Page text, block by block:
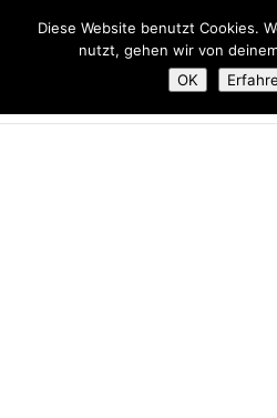
Diese Website benutzt Cookies.
nutzt, gehen wir von
OK